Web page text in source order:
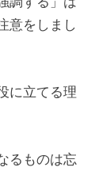
意をしまし
に立てる理
るものは忘